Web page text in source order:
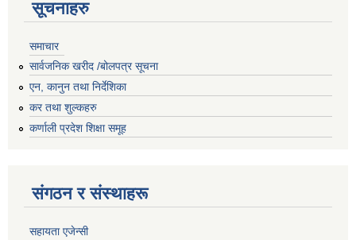
सूचनाहरु
समाचार
सार्वजनिक खरीद /बोलपत्र सूचना
एन, कानुन तथा निर्देशिका
कर तथा शुल्कहरु
कर्णाली प्रदेश शिक्षा समूह
संगठन र संस्थाहरू
सहायता एजेन्सी